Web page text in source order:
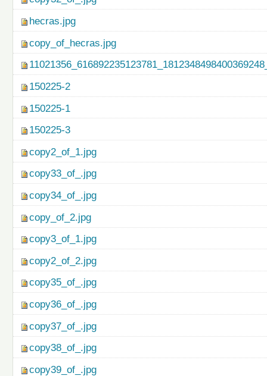
hecras.jpg
copy_of_hecras.jpg
150225-2
150225-1
150225-3
copy2_of_1.jpg
copy33_of_.jpg
copy34_of_.jpg
copy_of_2.jpg
copy3_of_1.jpg
copy2_of_2.jpg
copy35_of_.jpg
copy36_of_.jpg
copy37_of_.jpg
copy38_of_.jpg
copy39_of_.jpg